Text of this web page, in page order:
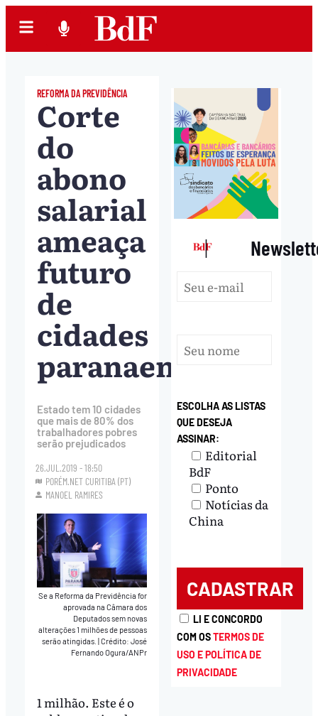
REFORMA DA PREVIDÊNCIA
Corte
do
abono
salarial
ameaça
futuro
de
cidades
paranaenses
Estado tem 10 cidades
que mais de 80% dos
trabalhadores pobres
serão prejudicados
26.JUL.2019 - 18:50
PORÉM.NET CURITIBA (PT)
MANOEL RAMIRES
Se a Reforma da Previdência for
aprovada na Câmara dos
Deputados sem novas
alterações 1 milhões de pessoas
serão atingidas.|Crédito: José
Fernando Ogura/ANPr
1 milhão. Este é o
|
ESCOLHA AS LISTAS
QUE DESEJA
ASSINAR:
Editorial
BdF
Ponto
Notícias da
China
LI E CONCORDO
COM OSTERMOS DE
USO E POLÍTICA DE
PRIVACIDADE